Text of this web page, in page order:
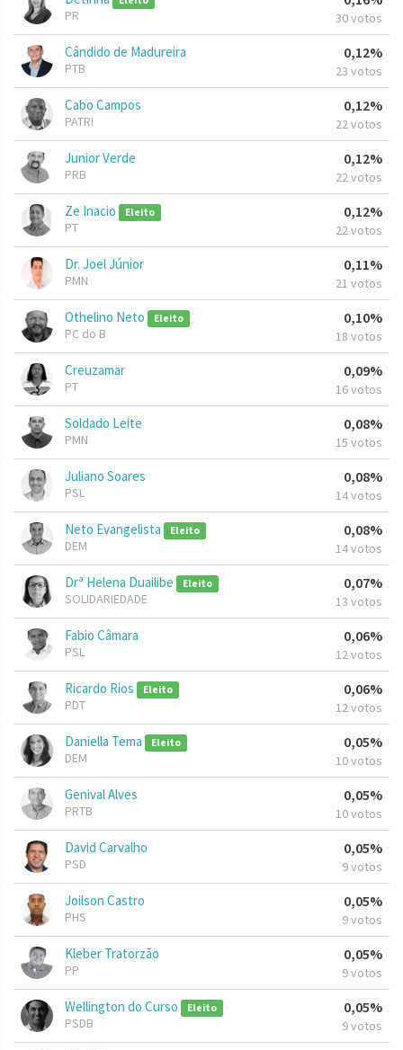
PR 30 votos
Cândido de Madureira
PTB
0,12%
23 votos
Cabo Campos
PATRI
0,12%
22 votos
Junior Verde
PRB
0,12%
22 votos
Ze Inacio Eleito
PT
0,12%
22 votos
Dr. Joel Júnior
PMN
0,11%
21 votos
Othelino Neto Eleito
PC do B
0,10%
18 votos
Creuzamar
PT
0,09%
16 votos
Soldado Leite
PMN
0,08%
15 votos
Juliano Soares
PSL
0,08%
14 votos
Neto Evangelista Eleito
DEM
0,08%
14 votos
Drª Helena Duailibe Eleito
SOLIDARIEDADE
0,07%
13 votos
Fabio Câmara
PSL
0,06%
12 votos
Ricardo Rios Eleito
PDT
0,06%
12 votos
Daniella Tema Eleito
DEM
0,05%
10 votos
Genival Alves
PRTB
0,05%
10 votos
David Carvalho
PSD
0,05%
9 votos
Joilson Castro
PHS
0,05%
9 votos
Kleber Tratorzão
PP
0,05%
9 votos
Wellington do Curso Eleito
PSDB
0,05%
9 votos